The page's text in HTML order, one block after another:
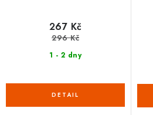
1 - 2 dny
267 Kč
296 Kč